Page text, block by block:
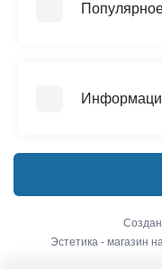
Сантехника
Условия соглашения
Связаться с нами
Карта сайта
Эстетика - магазин